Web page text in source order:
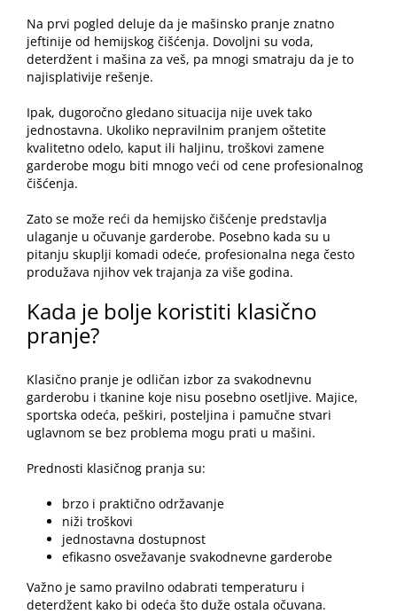
Na prvi pogled deluje da je mašinsko pranje znatno
jeftinije od hemijskog čišćenja. Dovoljni su voda,
deterdžent i mašina za veš, pa mnogi smatraju da je to
najisplativije rešenje.
Ipak, dugoročno gledano situacija nije uvek tako
jednostavna. Ukoliko nepravilnim pranjem oštetite
kvalitetno odelo, kaput ili haljinu, troškovi zamene
garderobe mogu biti mnogo veći od cene profesionalnog
čišćenja.
Zato se može reći da hemijsko čišćenje predstavlja
ulaganje u očuvanje garderobe. Posebno kada su u
pitanju skuplji komadi odeće, profesionalna nega često
produžava njihov vek trajanja za više godina.
Kada je bolje koristiti klasično
pranje?
Klasično pranje je odličan izbor za svakodnevnu
garderobu i tkanine koje nisu posebno osetljive. Majice,
sportska odeća, peškiri, posteljina i pamučne stvari
uglavnom se bez problema mogu prati u mašini.
Prednosti klasičnog pranja su:
brzo i praktično održavanje
niži troškovi
jednostavna dostupnost
efikasno osvežavanje svakodnevne garderobe
Važno je samo pravilno odabrati temperaturu i
deterdžent kako bi odeća što duže ostala očuvana.